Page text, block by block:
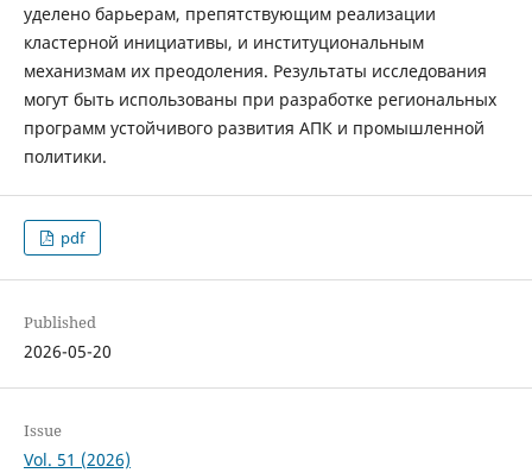
уделено барьерам, препятствующим реализации
кластерной инициативы, и институциональным
механизмам их преодоления. Результаты исследования
могут быть использованы при разработке региональных
программ устойчивого развития АПК и промышленной
политики.
pdf
Published
2026-05-20
Issue
Vol. 51 (2026)